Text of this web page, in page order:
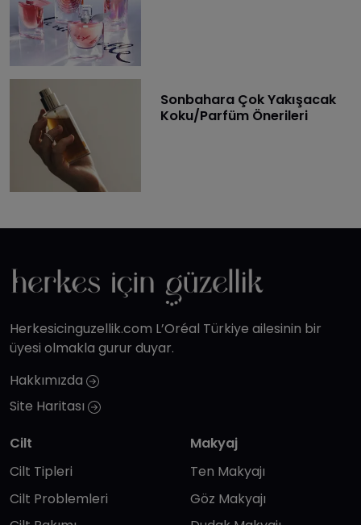
Sonbahara Çok Yakışacak
Koku/Parfüm Önerileri
Herkesicinguzellik.com L’Oréal Türkiye ailesinin bir
üyesi olmakla gurur duyar.
Hakkımızda
Site Haritası
Cilt
Cilt Tipleri
Cilt Problemleri
Makyaj
Ten Makyajı
Göz Makyajı